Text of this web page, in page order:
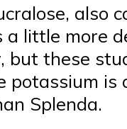
also
little more
these
potassium is
Splenda.